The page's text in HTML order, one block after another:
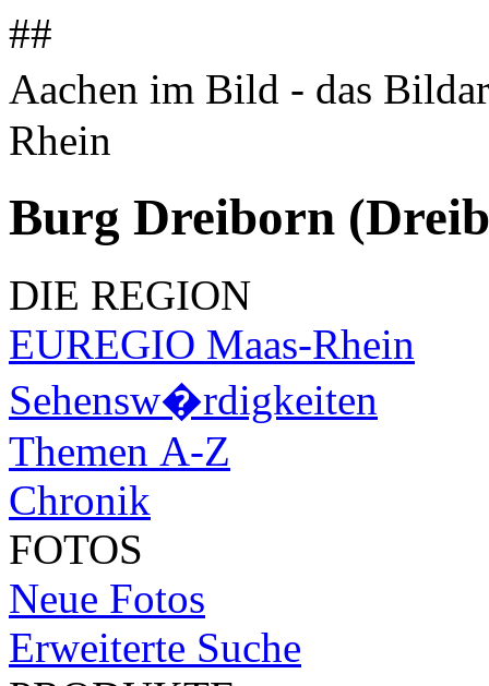
##
Aachen im Bild - das
Rhein
Burg Dreiborn
DIE REGION
EUREGIO Maas-Rhein
Sehensw�rdigkeiten
Themen A-Z
Chronik
FOTOS
Neue Fotos
Erweiterte Suche